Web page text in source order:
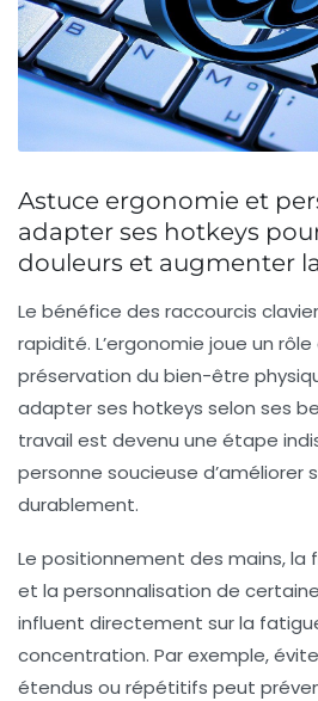
Astuce ergonomie et
adapter ses hotkeys
douleurs et augmenter
Le bénéfice des raccourcis
rapidité. L’ergonomie joue un
préservation du bien-être
adapter ses hotkeys selon ses
travail est devenu une étape
personne soucieuse d’améliorer
durablement.
Le positionnement des mains, la
et la personnalisation de
influent directement sur la
concentration. Par exemple,
étendus ou répétitifs peut